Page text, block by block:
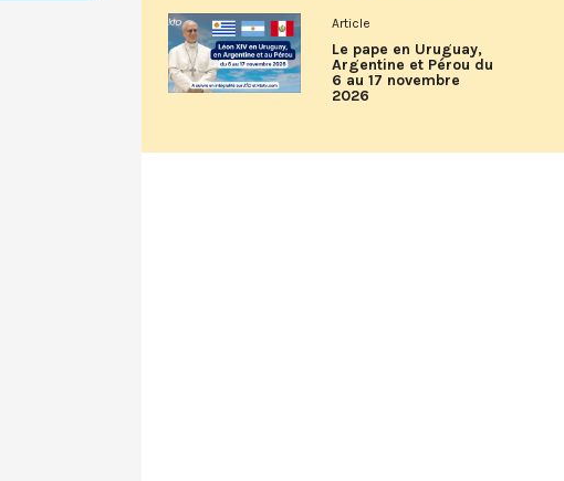
Article
Le pape en Uruguay,
Argentine et Pérou du
6 au 17 novembre
2026